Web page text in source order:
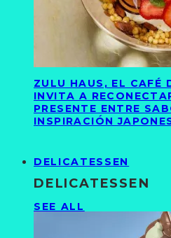
ZULU HAUS, EL CAFÉ
INVITA A
PRESENTE ENTRE
INSPIRACIÓN
DELICATESSEN
DELICATESSEN
SEE ALL